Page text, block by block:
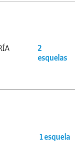
2
esquelas
1 esquela